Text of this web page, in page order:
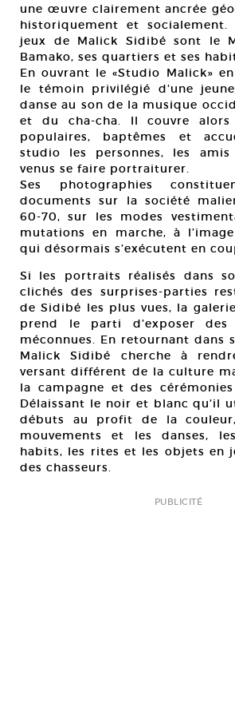
une œuvre clairement ancrée
historiquement et socialement.
jeux de Malick Sidibé sont le
Bamako, ses quartiers et ses
En ouvrant le «Studio Malick»
le témoin privilégié d’une
danse au son de la musique
et du cha-cha. Il couvre alors
populaires, baptêmes et
studio les personnes, les
venus se faire portraiturer.
Ses photographies
documents sur la société
60-70, sur les modes
mutations en marche, à
qui désormais s’exécutent en
Si les portraits réalisés dans
clichés des surprises-parties
de Sidibé les plus vues, la
prend le parti d’exposer des
méconnues. En retournant dans
Malick Sidibé cherche à
versant différent de la culture
la campagne et des
Délaissant le noir et blanc qu’il
débuts au profit de la
mouvements et les danses,
habits, les rites et les objets en
des chasseurs.
PUBLICITÉ